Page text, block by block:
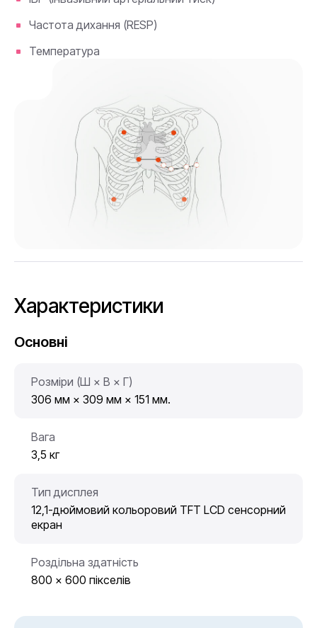
Частота дихання (RESP)
Температура
Характеристики
Основні
Розміри (Ш × В × Г)
306 мм × 309 мм × 151 мм.
Вага
3,5 кг
Тип дисплея
12,1-дюймовий кольоровий TFT LCD сенсорний
екран
Роздільна здатність
800 x 600 пікселів